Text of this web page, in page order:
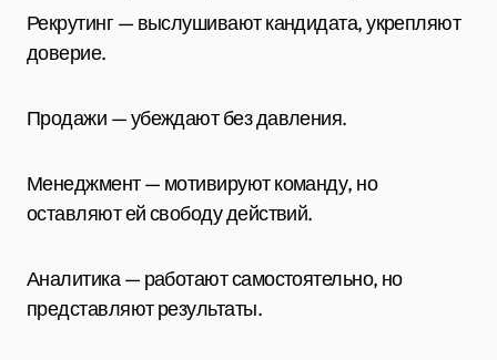
Рекрутинг — выслушивают кандидата, укрепляют
доверие.
Продажи — убеждают без давления.
Менеджмент — мотивируют команду, но
оставляют ей свободу действий.
Аналитика — работают самостоятельно, но
представляют результаты.